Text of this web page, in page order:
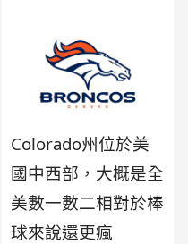
Colorado州位於美
國中西部，大概是全
美數一數二相對於棒
球來說還更瘋